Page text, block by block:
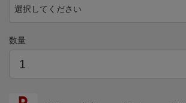
選択してください
数量